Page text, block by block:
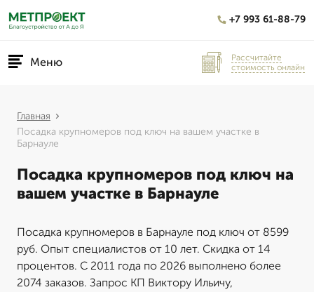
+7 993 61-88-79
Меню
Рассчитайте
стоимость онлайн
Главная
Посадка крупномеров под ключ на вашем участке в
Барнауле
Посадка крупномеров под ключ на
вашем участке в Барнауле
Посадка крупномеров в Барнауле под ключ от 8599
руб. Опыт специалистов от 10 лет. Скидка от 14
процентов. С 2011 года по 2026 выполнено более
2074 заказов. Запрос КП Виктору Ильичу,